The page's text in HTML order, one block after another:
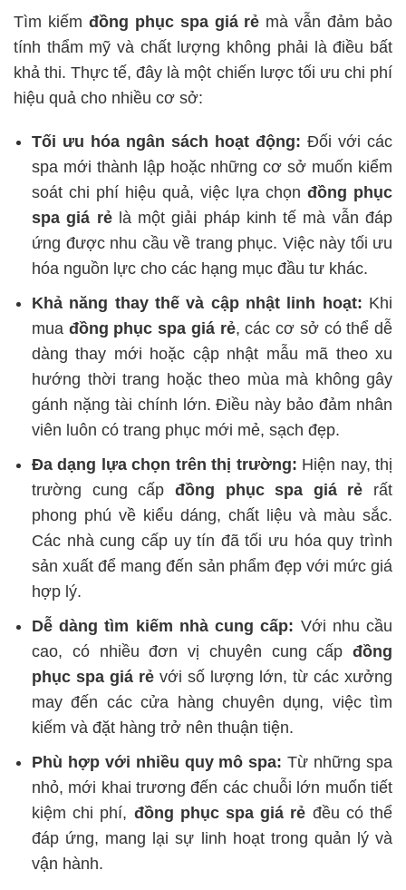
Tìm kiếm đồng phục spa giá rẻ mà vẫn đảm bảo
tính thẩm mỹ và chất lượng không phải là điều bất
khả thi. Thực tế, đây là một chiến lược tối ưu chi phí
hiệu quả cho nhiều cơ sở:
Tối ưu hóa ngân sách hoạt động: Đối với các
spa mới thành lập hoặc những cơ sở muốn kiểm
soát chi phí hiệu quả, việc lựa chọn đồng phục
spa giá rẻlà một giải pháp kinh tế mà vẫn đáp
ứng được nhu cầu về trang phục. Việc này tối ưu
hóa nguồn lực cho các hạng mục đầu tư khác.
Khả năng thay thế và cập nhật linh hoạt: Khi
mua đồng phục spa giá rẻ, các cơ sở có thể dễ
dàng thay mới hoặc cập nhật mẫu mã theo xu
hướng thời trang hoặc theo mùa mà không gây
gánh nặng tài chính lớn. Điều này bảo đảm nhân
viên luôn có trang phục mới mẻ, sạch đẹp.
Đa dạng lựa chọn trên thị trường: Hiện nay, thị
trường cung cấp đồng phục spa giá rẻ rất
phong phú về kiểu dáng, chất liệu và màu sắc.
Các nhà cung cấp uy tín đã tối ưu hóa quy trình
sản xuất để mang đến sản phẩm đẹp với mức giá
hợp lý.
Dễ dàng tìm kiếm nhà cung cấp: Với nhu cầu
cao, có nhiều đơn vị chuyên cung cấp đồng
phục spa giá rẻ với số lượng lớn, từ các xưởng
may đến các cửa hàng chuyên dụng, việc tìm
kiếm và đặt hàng trở nên thuận tiện.
Phù hợp với nhiều quy mô spa: Từ những spa
nhỏ, mới khai trương đến các chuỗi lớn muốn tiết
kiệm chi phí, đồng phục spa giá rẻ đều có thể
đáp ứng, mang lại sự linh hoạt trong quản lý và
vận hành.